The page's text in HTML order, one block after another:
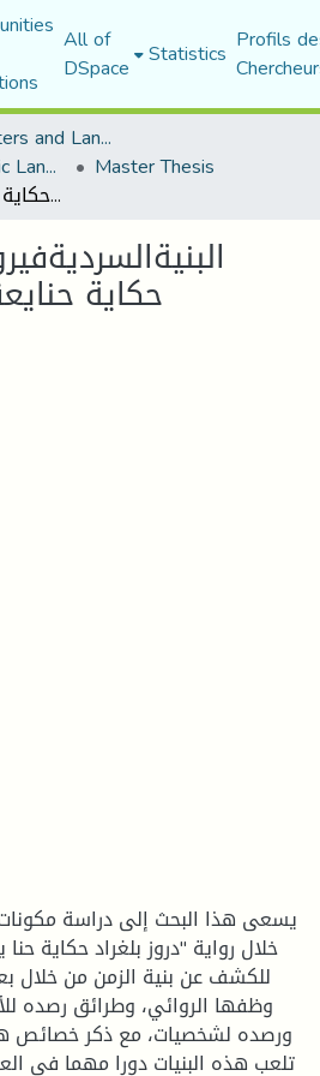
All of
DSpace Statistics Profils
Faculty of Letters and Languages
Department of Arabic Language and Literature Master Thesis
البنيةالسرديةفيرواية "دروزبلغراد حكاية حنايعقوب" لـربيع جابر
حكاية
يسعى هذا البحث إلى دراسة
خلال رواية "دروز بلغراد حكاية
للكشف عن بنية الزمن من خلال
وظفها الروائي، وطرائق رصده
ورصده لشخصيات، مع ذكر خصائص
تلعب هذه البنيات دورا مهما في